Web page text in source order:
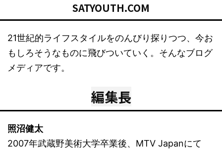
SATYOUTH.COM
21世紀的ライフスタイルをのんびり探りつつ、今お
もしろそうなものに飛びついていく。そんなブログ
メディアです。
編集長
照沼健太
2007年武蔵野美術大学卒業後、MTV Japanにて